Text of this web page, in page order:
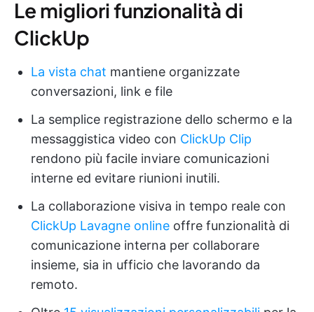
Le migliori funzionalità di
ClickUp
La vista chat mantiene organizzate
conversazioni, link e file
La semplice registrazione dello schermo e la
messaggistica video con ClickUp Clip
rendono più facile inviare comunicazioni
interne ed evitare riunioni inutili.
La collaborazione visiva in tempo reale con
ClickUp Lavagne online offre funzionalità di
comunicazione interna per collaborare
insieme, sia in ufficio che lavorando da
remoto.